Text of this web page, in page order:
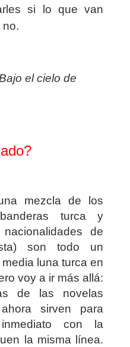
si lo que van
no.
el cielo de
mezcla de los
turca y
de
son todo un
luna turca en
voy a ir más allá:
de las novelas
sirven para
con la
la misma línea.